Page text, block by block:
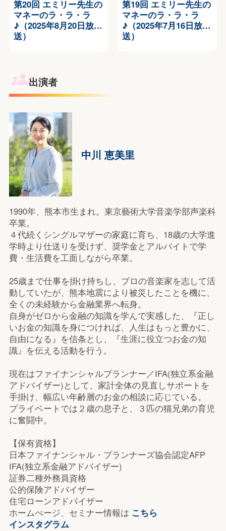
第20回 エミリー先生の
マネーのラ・ラ・ラ
♪（2025年8月20日放
送）
第19回 エミリー先生の
マネーのラ・ラ・ラ
♪（2025年7月16日放
送）
出演者
中川 恵美里
1990年、熊本市生まれ。東京藝術大学音楽学部声楽科
卒業。
４代続くシングルマザーの家庭に育ち、18歳の大学進
学時より仕送りを受けず、奨学金とアルバイトで学
費・生活費を工面しながら卒業。
25歳まで仕事を掛け持ちし、プロの音楽家を志して活
動していたが、熊本地震により被災したことを機に、
全くの未経験から金融業界へ転身。
自身がゼロから金融の知識を学んで実感した、『正し
いお金の知識を身につければ、人生はもっと豊かに、
自由になる』を信条とし、『生涯に役立つお金の知
識』を伝える活動を行う。
現在はファイナンシャルプランナー／IFA(独立系金融
アドバイザー)として、家計全体の見直しサポートを
手掛け、幅広い年齢層のお金の相談に応じている。
プライベートでは２歳の息子と、３匹の猫兄弟の育児
に奮闘中。
【保有資格】
日本ファイナンシャル・プランナーズ協会認定AFP
IFA(独立系金融アドバイザー)
証券二種外務員資格
公的保険アドバイザー
住宅ローンアドバイザー
ホームぺージ、セミナー情報は こちら
インスタグラム